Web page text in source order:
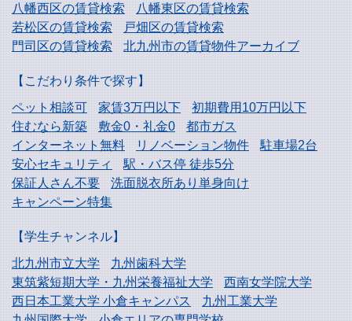
八幡西区の賃貸検索
八幡東区の賃貸検索
若松区の賃貸検索
戸畑区の賃貸検索
門司区の賃貸検索
北九州市の賃貸物件アーカイブ
【こだわり条件で探す】
ペット相談可
家賃3万円以下
初期費用10万円以下
住むなら新築
敷金0・礼金0
都市ガス
インターネット無料
リノベーション物件
駐車場2台
安心セキュリティ
駅・バス停 徒歩5分
保証人さん不要
洗面脱衣所あり単身向け
キャンペーン特集
【学生チャンネル】
北九州市立大学
九州歯科大学
東筑紫短期大学・九州栄養福祉大学
西南女学院大学
西日本工業大学小倉キャンパス
九州工業大学